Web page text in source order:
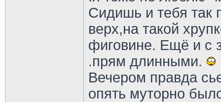
Сидишь и тебя так
верх,на такой
фиговине. Ещё и с
.прям длинными.
Вечером правда
опять муторно